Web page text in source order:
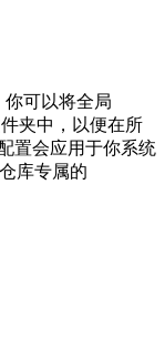
你可以将全局
夹中，以便在所
置会应用于你系统
库专属的